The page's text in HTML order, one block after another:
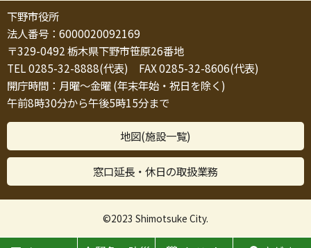
下野市役所
法人番号：6000020092169
〒329-0492 栃木県下野市笹原26番地
TEL 0285-32-8888(代表) FAX 0285-32-8606(代表)
開庁時間：月曜～金曜 (年末年始・祝日を除く)
午前8時30分から午後5時15分まで
地図(施設一覧)
窓口延長・休日の取扱業務
©2023 Shimotsuke City.